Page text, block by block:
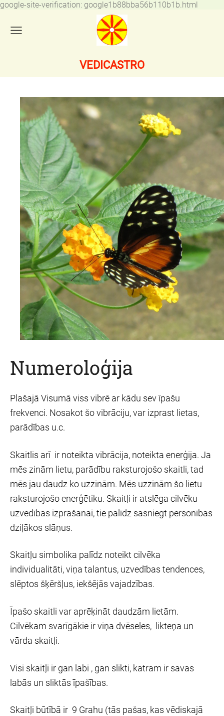
google-site-verification: google1b88bba56b110b1b.html
VEDICASTRO
Numeroloģija
Plašajā Visumā viss vibrē ar kādu sev īpašu
frekvenci. Nosakot šo vibrāciju, var izprast lietas,
parādības u.c.
Skaitlis arī ir noteikta vibrācija, noteikta enerģija. Ja
mēs zinām lietu, parādību raksturojošo skaitli, tad
mēs jau daudz ko uzzinām. Mēs uzzinām šo lietu
raksturojošo enerģētiku. Skaitļi ir atslēga cilvēku
uzvedības izprašanai, tie palīdz sasniegt personības
dziļākos slāņus.
Skaitļu simbolika palīdz noteikt cilvēka
individualitāti, viņa talantus, uzvedības tendences,
slēptos šķēršļus, iekšējās vajadzības.
Īpašo skaitli var aprēķināt daudzām lietām.
Cilvēkam svarīgākie ir viņa dvēseles, likteņa un
vārda skaitļi.
Visi skaitļi ir gan labi , gan slikti, katram ir savas
labās un sliktās īpašības.
Skaitļi būtībā ir 9 Grahu (tās pašas, kas vēdiskajā